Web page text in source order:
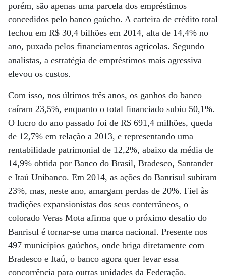
porém, são apenas uma parcela dos empréstimos
concedidos pelo banco gaúcho. A carteira de crédito total
fechou em R$ 30,4 bilhões em 2014, alta de 14,4% no
ano, puxada pelos financiamentos agrícolas. Segundo
analistas, a estratégia de empréstimos mais agressiva
elevou os custos.
Com isso, nos últimos três anos, os ganhos do banco
caíram 23,5%, enquanto o total financiado subiu 50,1%.
O lucro do ano passado foi de R$ 691,4 milhões, queda
de 12,7% em relação a 2013, e representando uma
rentabilidade patrimonial de 12,2%, abaixo da média de
14,9% obtida por Banco do Brasil, Bradesco, Santander
e Itaú Unibanco. Em 2014, as ações do Banrisul subiram
23%, mas, neste ano, amargam perdas de 20%. Fiel às
tradições expansionistas dos seus conterrâneos, o
colorado Veras Mota afirma que o próximo desafio do
Banrisul é tornar-se uma marca nacional. Presente nos
497 municípios gaúchos, onde briga diretamente com
Bradesco e Itaú, o banco agora quer levar essa
concorrência para outras unidades da Federação.